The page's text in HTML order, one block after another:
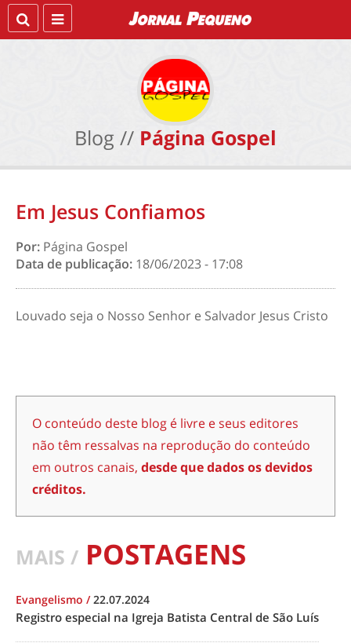
Blog // Página Gospel
Em Jesus Confiamos
Por: Página Gospel
Data de publicação: 18/06/2023 - 17:08
Louvado seja o Nosso Senhor e Salvador Jesus Cristo
O conteúdo deste blog é livre e seus editores
não têm ressalvas na reprodução do conteúdo
em outros canais, desde que dados os devidos
créditos.
MAIS / POSTAGENS
Evangelismo /22.07.2024
Registro especial na Igreja Batista Central de São Luís